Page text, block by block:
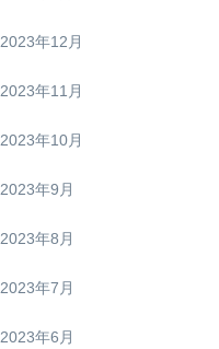
2023年12月
2023年11月
2023年10月
2023年9月
2023年8月
2023年7月
2023年6月